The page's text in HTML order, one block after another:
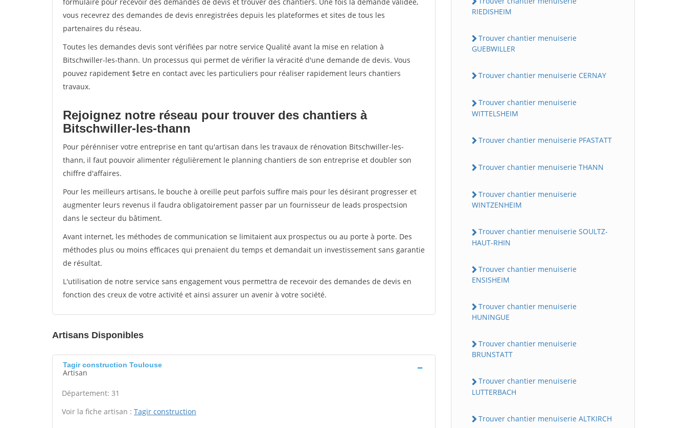
vous recevrez des demandes de devis enregistrées depuis les plateformes et sites de tous les
partenaires du réseau.
Toutes les demandes devis sont vérifiées par notre service Qualité avant la mise en relation à
Bitschwiller-les-thann. Un processus qui permet de vérifier la véracité d'une demande de devis. Vous
pouvez rapidement $etre en contact avec les particuliers pour réaliser rapidement leurs chantiers
travaux.
Rejoignez notre réseau pour trouver des chantiers à
Bitschwiller-les-thann
Pour pérénniser votre entreprise en tant qu'artisan dans les travaux de rénovation Bitschwiller-les-
thann, il faut pouvoir alimenter régulièrement le planning chantiers de son entreprise et doubler son
chiffre d'affaires.
Pour les meilleurs artisans, le bouche à oreille peut parfois suffire mais pour les désirant progresser et
augmenter leurs revenus il faudra obligatoirement passer par un fournisseur de leads prospectsion
dans le secteur du bâtiment.
Avant internet, les méthodes de communication se limitaient aux prospectus ou au porte à porte. Des
méthodes plus ou moins efficaces qui prenaient du temps et demandait un investissement sans garantie
de résultat.
L'utilisation de notre service sans engagement vous permettra de recevoir des demandes de devis en
fonction des creux de votre activité et ainsi assurer un avenir à votre société.
Artisans Disponibles
Tagir construction Toulouse
Artisan
Département: 31
Voir la fiche artisan : Tagir construction
RIEDISHEIM
Trouver chantier menuiserie
GUEBWILLER
Trouver chantier menuiserie CERNAY
Trouver chantier menuiserie
WITTELSHEIM
Trouver chantier menuiserie PFASTATT
Trouver chantier menuiserie THANN
Trouver chantier menuiserie
WINTZENHEIM
Trouver chantier menuiserie SOULTZ-
HAUT-RHIN
Trouver chantier menuiserie
ENSISHEIM
Trouver chantier menuiserie
HUNINGUE
Trouver chantier menuiserie
BRUNSTATT
Trouver chantier menuiserie
LUTTERBACH
Trouver chantier menuiserie ALTKIRCH